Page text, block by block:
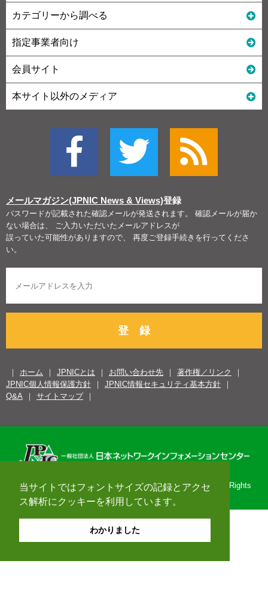
当サイトではフォントサイズの記録とアクセ
ス解析にクッキーを利用しています。
わかりました
カテゴリーから調べる
指定事業者向け
会員サイト
本サイト以外のメディア
メールマガジン(JPNIC News & Views)登録
パスワードが記載された確認メールが発送されます。 確認メールが届か
ない場合は、 ご入力いただいたメールアドレスが
誤っていた可能性がありますので、 再度ご登録手続きを行ってくださ
い。
登 録
ホーム JPNICとは お問い合わせ先
著作権／リンク
JPNIC個人情報保護方針
JPNIC情報セキュリティ基本方針
Q&A
サイトマップ
Copyright© 1996-2026 Japan Network Information Center. All Rights
Reserved.